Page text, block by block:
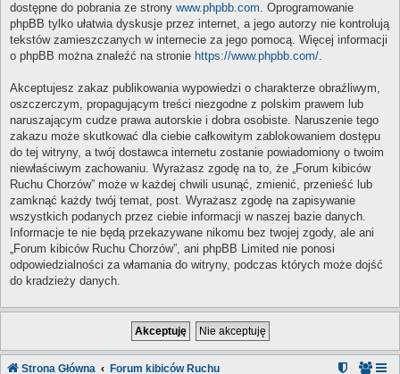
dostępne do pobrania ze strony www.phpbb.com. Oprogramowanie
phpBB tylko ułatwia dyskusje przez internet, a jego autorzy nie kontrolują
tekstów zamieszczanych w internecie za jego pomocą. Więcej informacji
o phpBB można znaleźć na stronie https://www.phpbb.com/.
Akceptujesz zakaz publikowania wypowiedzi o charakterze obraźliwym,
oszczerczym, propagującym treści niezgodne z polskim prawem lub
naruszającym cudze prawa autorskie i dobra osobiste. Naruszenie tego
zakazu może skutkować dla ciebie całkowitym zablokowaniem dostępu
do tej witryny, a twój dostawca internetu zostanie powiadomiony o twoim
niewłaściwym zachowaniu. Wyrażasz zgodę na to, że „Forum kibiców
Ruchu Chorzów” może w każdej chwili usunąć, zmienić, przenieść lub
zamknąć każdy twój temat, post. Wyrażasz zgodę na zapisywanie
wszystkich podanych przez ciebie informacji w naszej bazie danych.
Informacje te nie będą przekazywane nikomu bez twojej zgody, ale ani
„Forum kibiców Ruchu Chorzów”, ani phpBB Limited nie ponosi
odpowiedzialności za włamania do witryny, podczas których może dojść
do kradzieży danych.
Strona Główna Forum kibiców Ruchu